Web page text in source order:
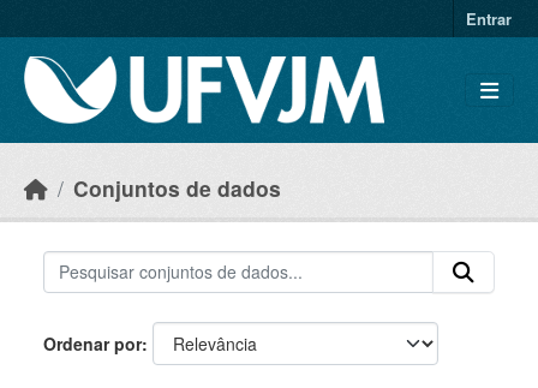
Entrar
Conjuntos de dados
Ordenar por